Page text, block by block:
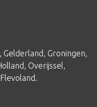
, Gelderland, Groningen,
, Overijssel,
Flevoland.